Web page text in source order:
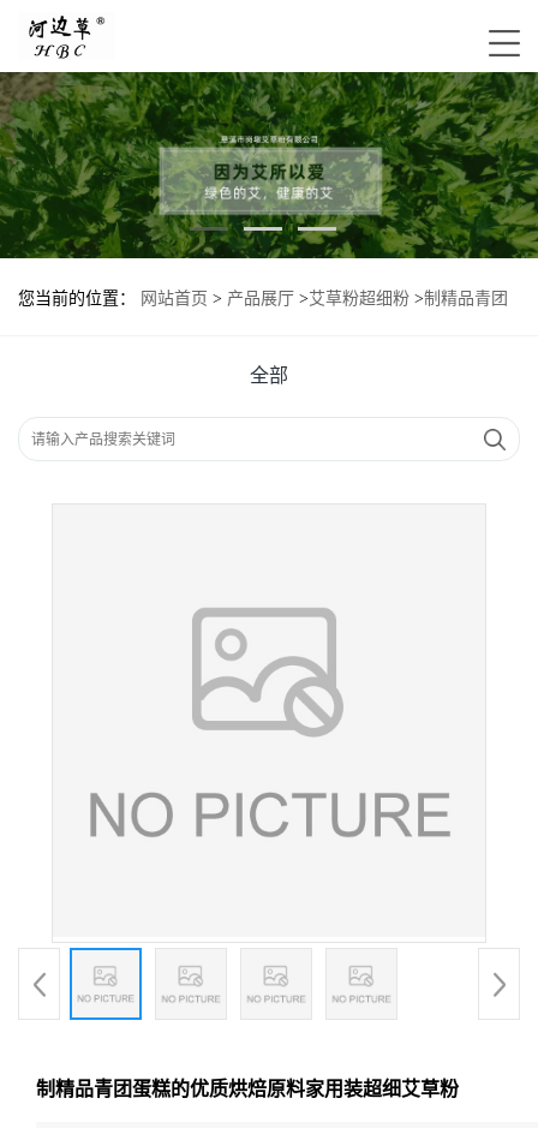
您当前的位置： 网站首页 > 产品展厅 >艾草粉超细粉 >制精品青团
全部
制精品青团蛋糕的优质烘焙原料家用装超细艾草粉